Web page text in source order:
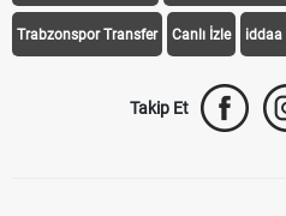
Trabzonspor Transfer Canlı İzle iddaa
Takip Et